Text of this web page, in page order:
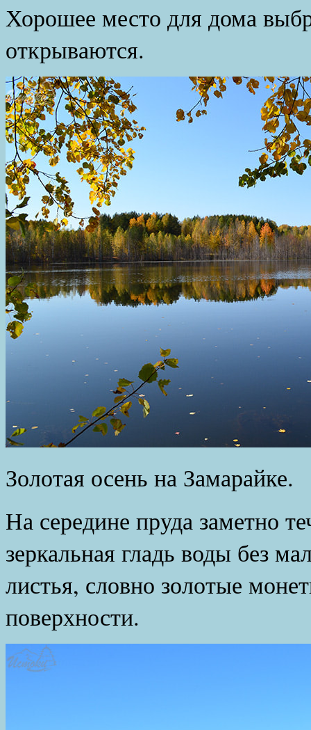
Хорошее место для дома
открываются.
Золотая осень на Замарайке.
На середине пруда заметно
зеркальная гладь воды без
листья, словно золотые
поверхности.